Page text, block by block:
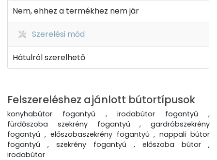
Nem, ehhez a termékhez nem jár
Szerelési mód
Hátulról szerelhető
Felszereléshez ajánlott bútortípusok
konyhabútor fogantyú , irodabútor fogantyú ,
fürdőszoba szekrény fogantyú , gardróbszekrény
fogantyú , előszobaszekrény fogantyú , nappali bútor
fogantyú , szekrény fogantyú , előszoba bútor ,
irodabútor